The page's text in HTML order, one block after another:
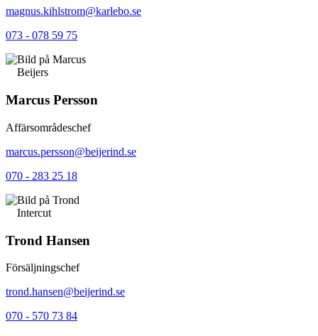
magnus.kihlstrom@karlebo.se
073 - 078 59 75
Beijers
Marcus Persson
Affärsområdeschef
marcus.persson@beijerind.se
070 - 283 25 18
Intercut
Trond Hansen
Försäljningschef
trond.hansen@beijerind.se
070 - 570 73 84